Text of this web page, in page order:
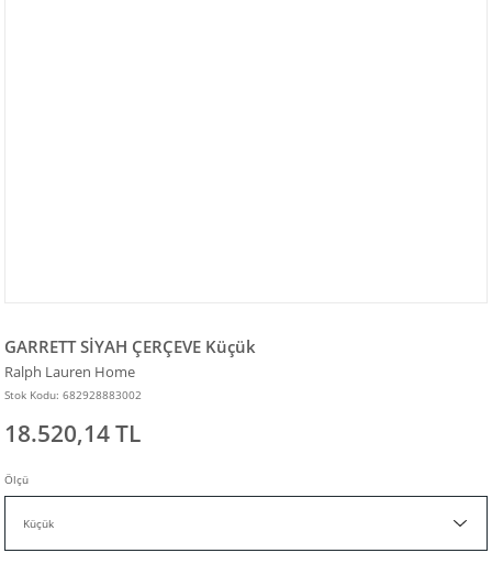
GARRETT SİYAH ÇERÇEVE Küçük
Ralph Lauren Home
Stok Kodu: 682928883002
18.520,14 TL
Ölçü